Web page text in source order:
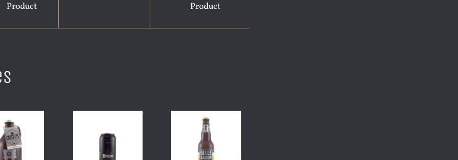
Product
Product